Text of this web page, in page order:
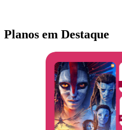
Planos em Destaque